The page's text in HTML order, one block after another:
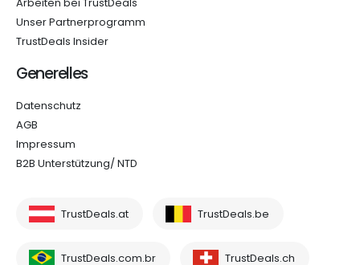
Unser Partnerprogramm
TrustDeals Insider
Generelles
Datenschutz
AGB
Impressum
B2B Unterstützung/ NTD
TrustDeals.at TrustDeals.be
TrustDeals.com.br TrustDeals.ch